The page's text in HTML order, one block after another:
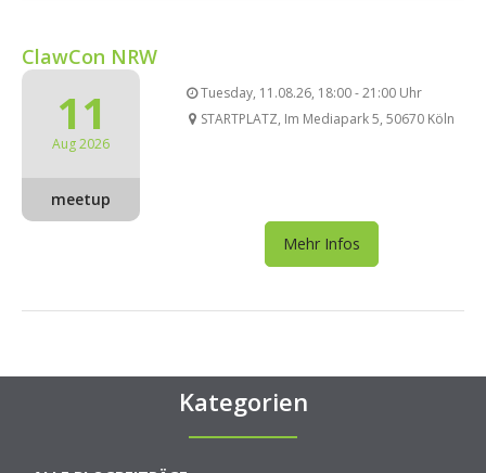
ClawCon NRW
11
Aug 2026
meetup
Tuesday, 11.08.26, 18:00 - 21:00 Uhr
STARTPLATZ, Im Mediapark 5, 50670 Köln
Mehr Infos
Kategorien